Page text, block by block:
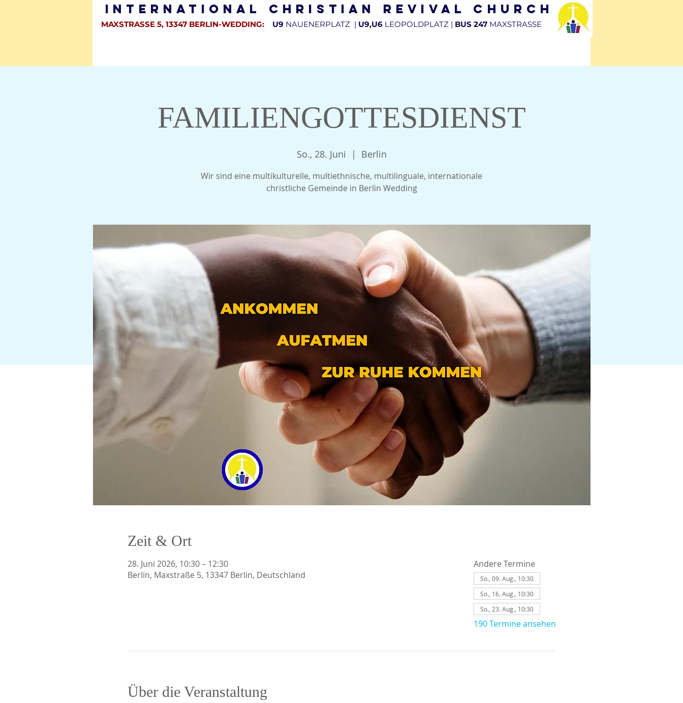
International Christian Revival Church
MAXSTRASSE 5, 13347 BERLIN-WEDDING: U9 NAUENERPLATZ | U9,U6 LEOPOLDPLATZ | BUS 247 MAXSTRASSE
FAMILIENGOTTESDIENST
So., 28. Juni
  |
Berlin
Wir sind eine multikulturelle, multiethnische, multilinguale, internationale
christliche Gemeinde in Berlin Wedding
Zeit & Ort
28. Juni 2026, 10:30 – 12:30
Berlin, Maxstraße 5, 13347 Berlin, Deutschland
Andere Termine
So., 09. Aug., 10:30
So., 16. Aug., 10:30
So., 23. Aug., 10:30
190 Termine ansehen
Über die Veranstaltung